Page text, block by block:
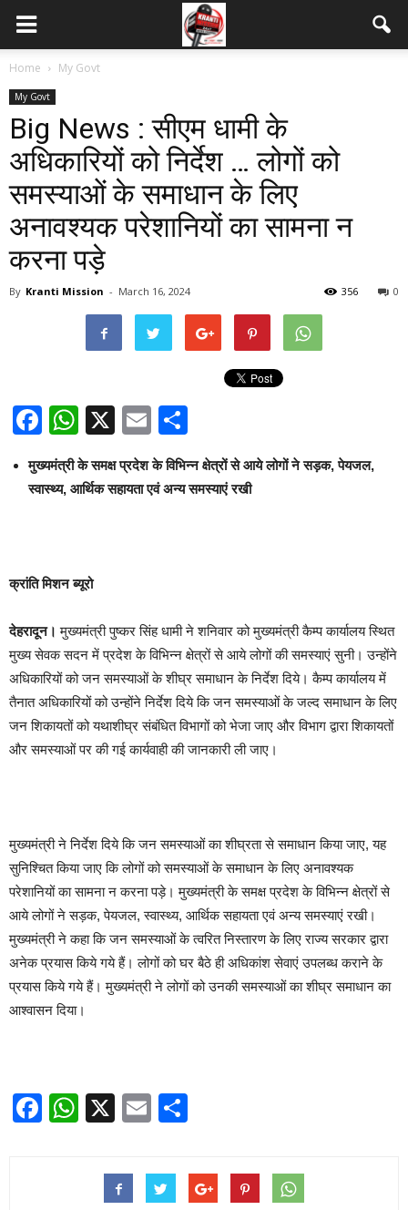
Home My Govt
My Govt
Big News : सीएम धामी के
अधिकारियों को निर्देश … लोगों को
समस्याओं के समाधान के लिए
अनावश्यक परेशानियों का सामना न
करना पड़े
By Kranti Mission - March 16, 2024 0
356
Facebook
WhatsApp
X Email
मुख्यमंत्री के समक्ष प्रदेश के विभिन्न क्षेत्रों से आये लोगों ने सड़क, पेयजल,
स्वास्थ्य, आर्थिक सहायता एवं अन्य समस्याएं रखी
क्रांति मिशन ब्यूरो
देहरादून। मुख्यमंत्री पुष्कर सिंह धामी ने शनिवार को मुख्यमंत्री कैम्प कार्यालय स्थित
मुख्य सेवक सदन में प्रदेश के विभिन्न क्षेत्रों से आये लोगों की समस्याएं सुनी। उन्होंने
अधिकारियों को जन समस्याओं के शीघ्र समाधान के निर्देश दिये। कैम्प कार्यालय में
तैनात अधिकारियों को उन्होंने निर्देश दिये कि जन समस्याओं के जल्द समाधान के लिए
जन शिकायतों को यथाशीघ्र संबंधित विभागों को भेजा जाए और विभाग द्वारा शिकायतों
और समस्याओं पर की गई कार्यवाही की जानकारी ली जाए।
मुख्यमंत्री ने निर्देश दिये कि जन समस्याओं का शीघ्रता से समाधान किया जाए, यह
सुनिश्चित किया जाए कि लोगों को समस्याओं के समाधान के लिए अनावश्यक
परेशानियों का सामना न करना पड़े। मुख्यमंत्री के समक्ष प्रदेश के विभिन्न क्षेत्रों से
आये लोगों ने सड़क, पेयजल, स्वास्थ्य, आर्थिक सहायता एवं अन्य समस्याएं रखी।
मुख्यमंत्री ने कहा कि जन समस्याओं के त्वरित निस्तारण के लिए राज्य सरकार द्वारा
अनेक प्रयास किये गये हैं। लोगों को घर बैठे ही अधिकांश सेवाएं उपलब्ध कराने के
प्रयास किये गये हैं। मुख्यमंत्री ने लोगों को उनकी समस्याओं का शीघ्र समाधान का
आश्वासन दिया।
Facebook
WhatsApp
X Email